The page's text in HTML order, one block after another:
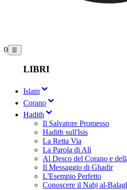
0 ☰
LIBRI
Islam
Corano
Hadith
Il Salvatore Promesso
Hadith sull'Isis
La Retta Via
La Parola di Alì
Al Desco del Corano e
Il Messaggio di Ghadir
L'Esempio Perfetto
Conoscere il Nahj al-